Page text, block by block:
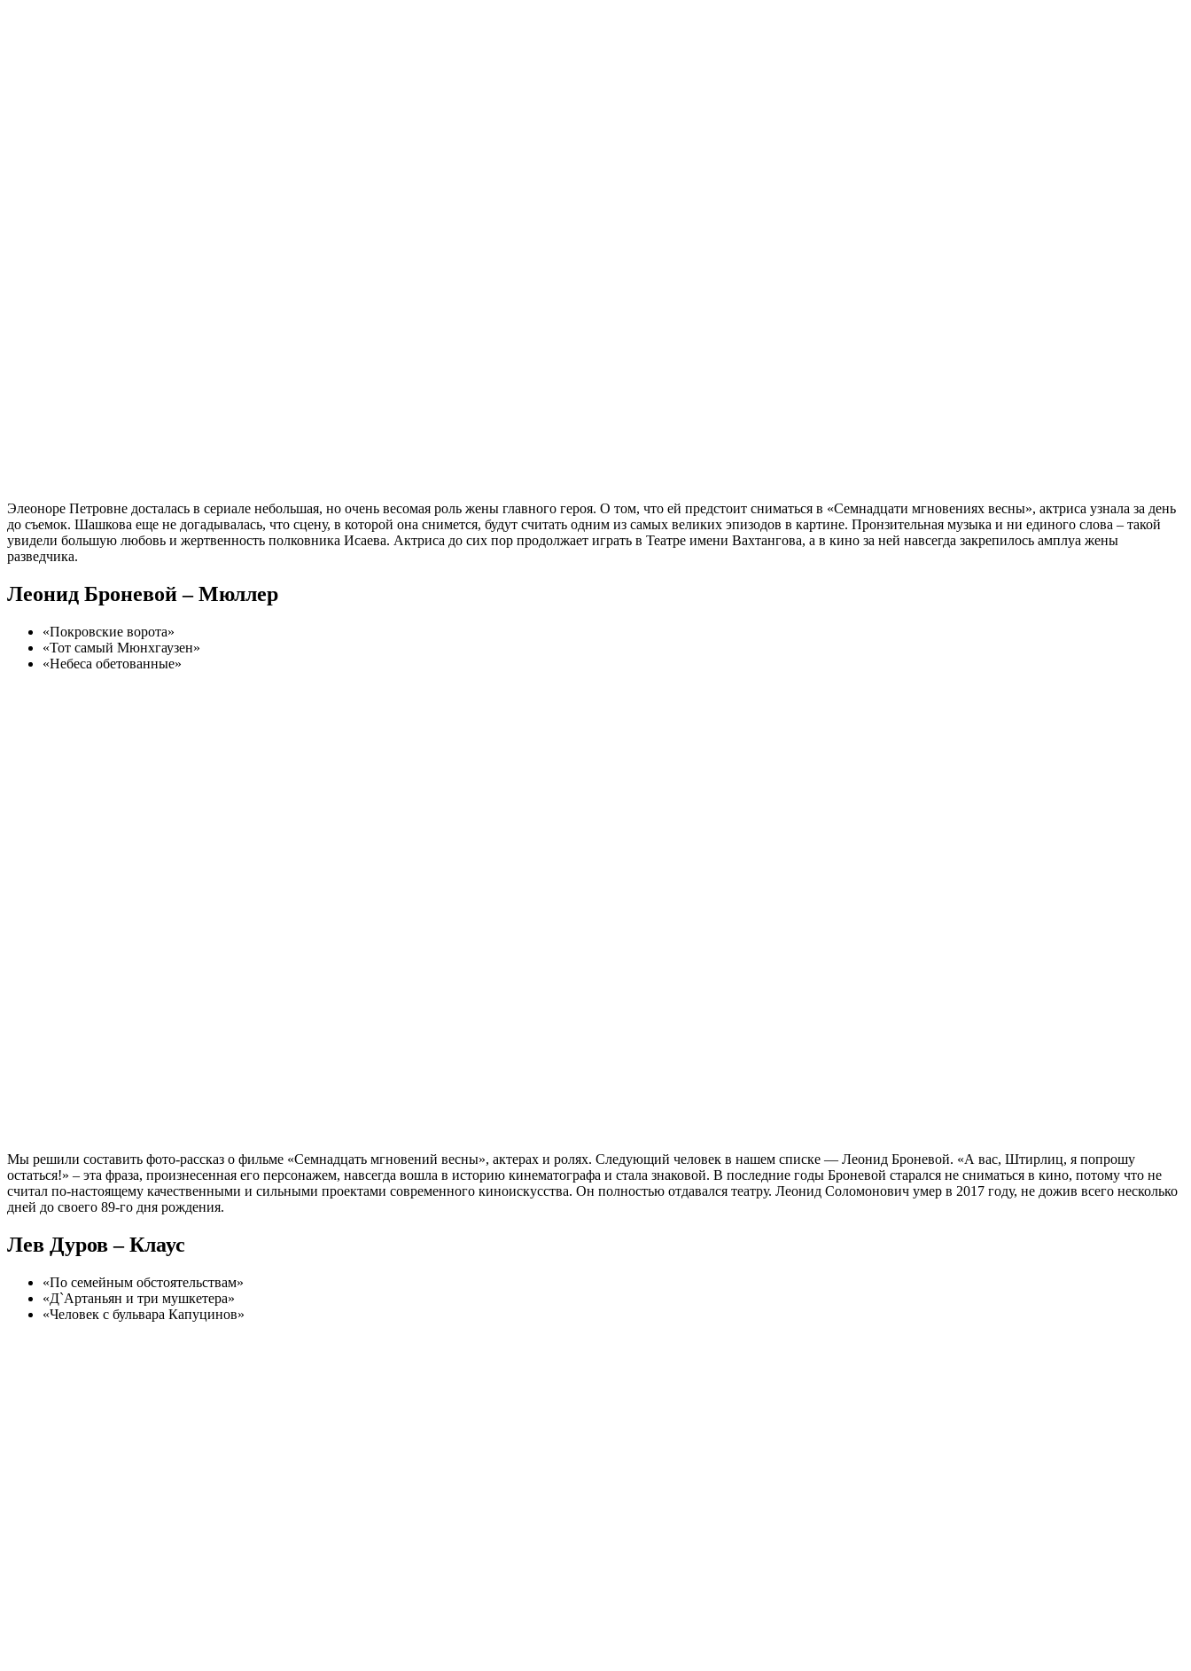
Элеоноре Петровне досталась в сериале небольшая, но очень весомая роль жены главного героя. О том, что ей предстоит сниматься в «Семнадцати мгновениях весны», актриса узнала за день
до съемок. Шашкова еще не догадывалась, что сцену, в которой она снимется, будут считать одним из самых великих эпизодов в картине. Пронзительная музыка и ни единого слова – такой
увидели большую любовь и жертвенность полковника Исаева. Актриса до сих пор продолжает играть в Театре имени Вахтангова, а в кино за ней навсегда закрепилось амплуа жены
разведчика.
Леонид Броневой – Мюллер
«Покровские ворота»
«Тот самый Мюнхгаузен»
«Небеса обетованные»
Мы решили составить фото-рассказ о фильме «Семнадцать мгновений весны», актерах и ролях. Следующий человек в нашем списке — Леонид Броневой. «А вас, Штирлиц, я попрошу
остаться!» – эта фраза, произнесенная его персонажем, навсегда вошла в историю кинематографа и стала знаковой. В последние годы Броневой старался не сниматься в кино, потому что не
считал по-настоящему качественными и сильными проектами современного киноискусства. Он полностью отдавался театру. Леонид Соломонович умер в 2017 году, не дожив всего несколько
дней до своего 89-го дня рождения.
Лев Дуров – Клаус
«По семейным обстоятельствам»
«Д`Артаньян и три мушкетера»
«Человек с бульвара Капуцинов»